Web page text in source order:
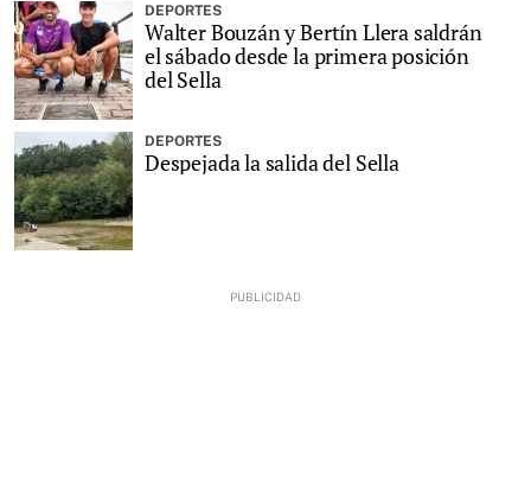
DEPORTES
Walter Bouzán y Bertín Llera saldrán
el sábado desde la primera posición
del Sella
DEPORTES
Despejada la salida del Sella